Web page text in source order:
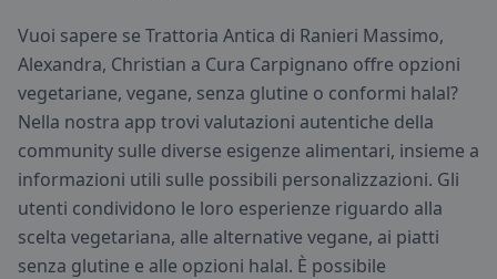
Vuoi sapere se Trattoria Antica di Ranieri Massimo,
Alexandra, Christian a Cura Carpignano offre opzioni
vegetariane, vegane, senza glutine o conformi halal?
Nella nostra app trovi valutazioni autentiche della
community sulle diverse esigenze alimentari, insieme a
informazioni utili sulle possibili personalizzazioni. Gli
utenti condividono le loro esperienze riguardo alla
scelta vegetariana, alle alternative vegane, ai piatti
senza glutine e alle opzioni halal. È possibile